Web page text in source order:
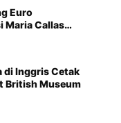
Euro
Maria Callas
di Inggris Cetak
British Museum